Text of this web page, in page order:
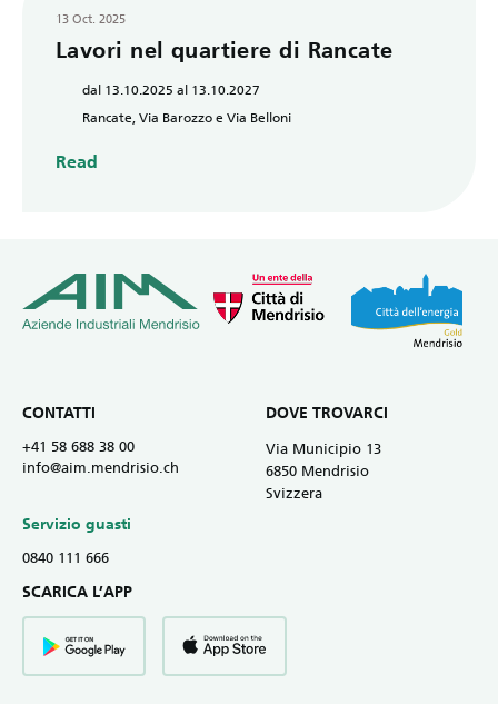
13 Oct. 2025
Lavori nel quartiere di Rancate
dal 13.10.2025 al 13.10.2027
Rancate, Via Barozzo e Via Belloni
Read
CONTATTI
+41 58 688 38 00
info@aim.mendrisio.ch
Servizio guasti
0840 111 666
DOVE TROVARCI
Via Municipio 13
6850 Mendrisio
Svizzera
SCARICA L’APP